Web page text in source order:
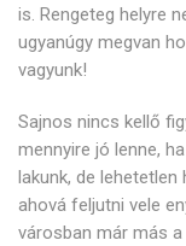
is. Rengeteg helyre
ugyanúgy megvan
vagyunk!
Sajnos nincs kellő
mennyire jó lenne,
lakunk, de
ahová feljutni vele
városban már más